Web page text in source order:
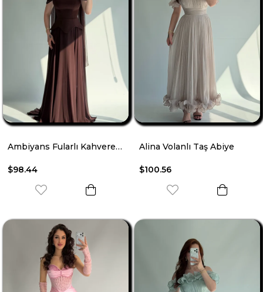
Ambiyans Fularlı Kahverengi Abiye
$98.44
Alina Volanlı Taş Abiye
$100.56